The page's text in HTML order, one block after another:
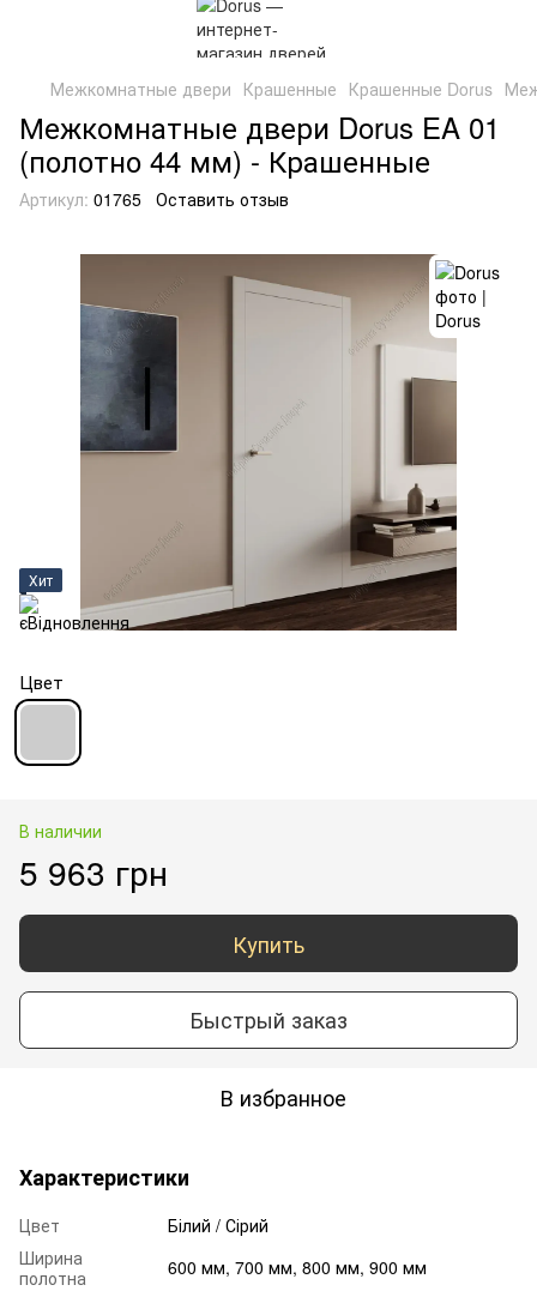
Межкомнатные двери Крашенные Крашенные Dorus
Межкомнатные двери Dorus EA 01
(полотно 44 мм) - Крашенные
Артикул: 01765 Оставить отзыв
Хит
Цвет
В наличии
5 963 грн
Купить
Быстрый заказ
В избранное
Характеристики
Цвет
Білий / Сірий
Ширина
полотна
600 мм, 700 мм, 800 мм, 900 мм